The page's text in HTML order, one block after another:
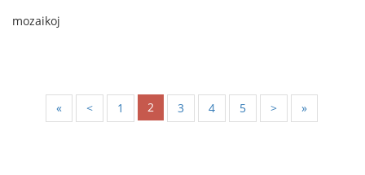
mozaikoj
« < 1 2 3 4 5 > »